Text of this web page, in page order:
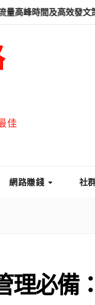
效發文策略攻略
佳
網路賺錢 社
理必備